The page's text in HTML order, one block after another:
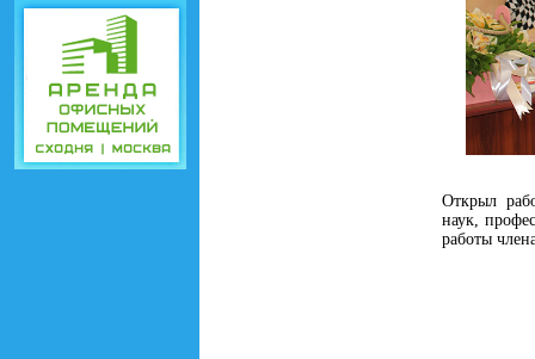
Открыл
наук,
работы